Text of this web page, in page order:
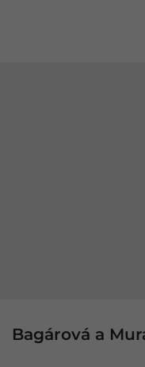
Bagárová a